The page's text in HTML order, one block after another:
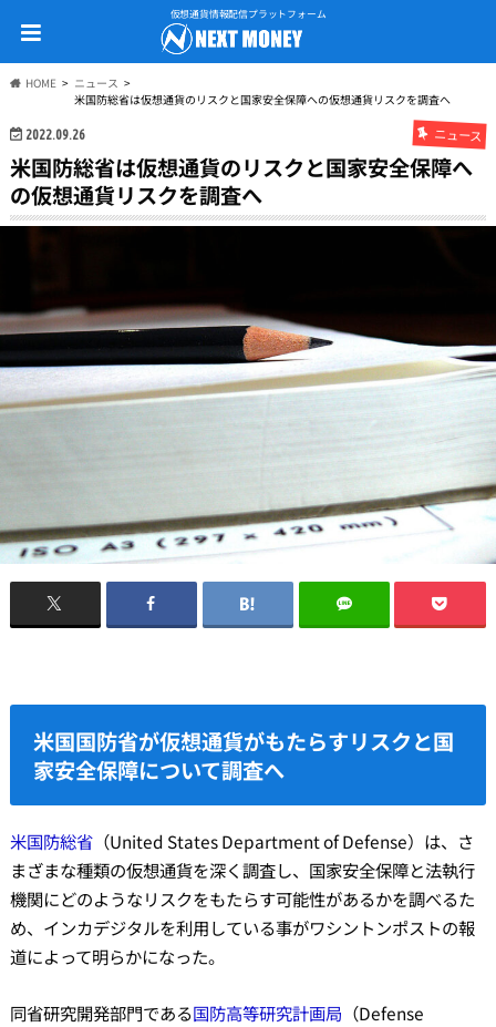
仮想通貨情報配信プラットフォーム
HOME
ニュース
米国防総省は仮想通貨のリスクと国家安全保障への仮想通貨リスクを調査へ
2022.09.26 ニュース
米国防総省は仮想通貨のリスクと国家安全保障へ
の仮想通貨リスクを調査へ
米国国防省が仮想通貨がもたらすリスクと国
家安全保障について調査へ
米国防総省（United States Department of Defense）は、さ
まざまな種類の仮想通貨を深く調査し、国家安全保障と法執行
機関にどのようなリスクをもたらす可能性があるかを調べるた
め、インカデジタルを利用している事がワシントンポストの報
道によって明らかになった。
同省研究開発部門である国防高等研究計画局 （Defense